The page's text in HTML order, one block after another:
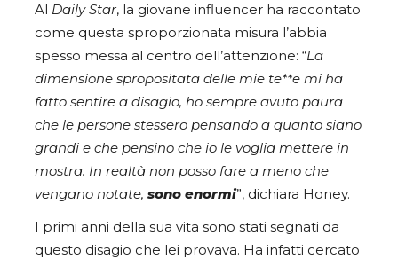
Al Daily Star, la giovane influencer ha raccontato
come questa sproporzionata misura l’abbia
spesso messa al centro dell’attenzione: “La
dimensione spropositata delle mie te**e mi ha
fatto sentire a disagio, ho sempre avuto paura
che le persone stessero pensando a quanto siano
grandi e che pensino che io le voglia mettere in
mostra. In realtà non posso fare a meno che
vengano notate, sono enormi”, dichiara Honey.
I primi anni della sua vita sono stati segnati da
questo disagio che lei provava. Ha infatti cercato